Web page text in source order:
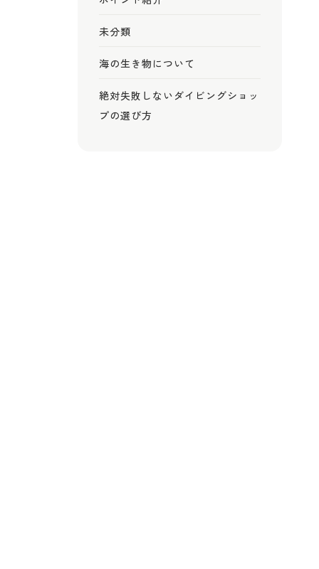
未分類
海の生き物について
絶対失敗しないダイビングショッ
プの選び方